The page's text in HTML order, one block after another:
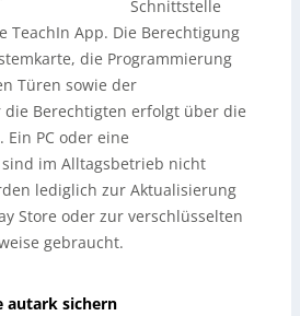
Schnittstelle
TeachIn App. Die Berechtigung
die Programmierung
Türen sowie der
Berechtigten erfolgt über die
Ein PC oder eine
im Alltagsbetrieb nicht
lediglich zur Aktualisierung
Store oder zur verschlüsselten
gebraucht.
autark sichern